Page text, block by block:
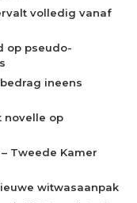
volledig vanaf
op pseudo-
ineens
novelle op
Tweede Kamer
witwasaanpak